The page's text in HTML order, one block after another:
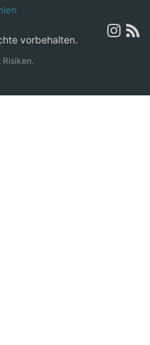
vorbehalten.